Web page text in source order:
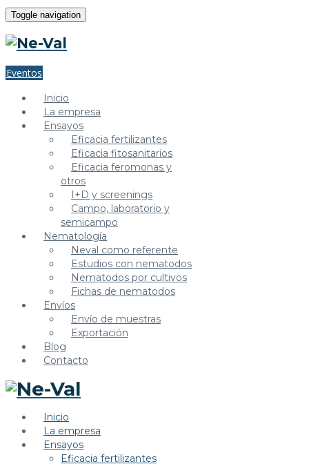
Toggle navigation
Eventos
Inicio
La empresa
Ensayos
Eficacia fertilizantes
Eficacia fitosanitarios
Eficacia feromonas y
otros
I+D y screenings
Campo, laboratorio y
semicampo
Nematología
Neval como referente
Estudios con nematodos
Nematodos por cultivos
Fichas de nematodos
Envíos
Envío de muestras
Exportación
Blog
Contacto
Inicio
La empresa
Ensayos
Eficacia fertilizantes